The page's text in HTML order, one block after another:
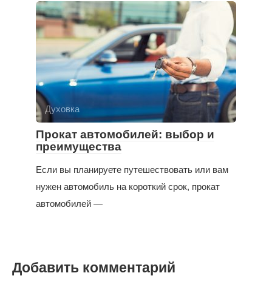
Духовка
Прокат автомобилей: выбор и
преимущества
Если вы планируете путешествовать или вам
нужен автомобиль на короткий срок, прокат
автомобилей —
Добавить комментарий